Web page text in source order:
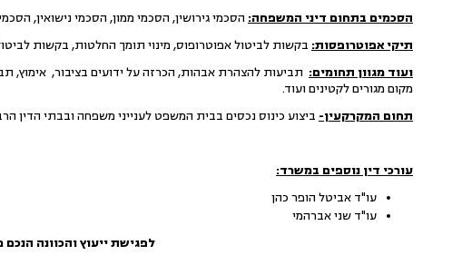
הסכמים בתחום דיני המשפחה: הסכמי גירושין, הסכמי ממון, הסכמי נישואין,
תיקי אפוטרופסות: בקשות לביטול אפוטרופוס, מינוי תומך החלטות, בקשות
ועוד מגוון תחומים: תביעות להצהרת אבהות, הכרזה על ידועים בציבור, אימוץ,
מקום מגורים לקטינים ועוד.
תחום המקרקעין- ביצוע כינוס נכסים בבית המשפט לענייני משפחה ובבתי הדין
עורכי דין נוספים במשרד:
עו"ד אביטל הופר כהן
עו"ד שני אברהמי
לפגישת ייעוץ והכוונה הנכם